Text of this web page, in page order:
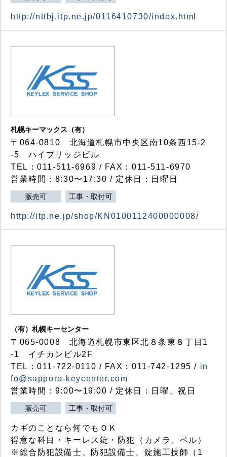
http://nttbj.itp.ne.jp/0116410730/index.html
札幌キーマックス（有）
〒064-0810 北海道札幌市中央区南10条西15-2
-5 ハイブリッジビル
TEL：011-511-6969 / FAX：011-511-6970
営業時間：8:30〜17:30 / 定休日：日曜日
販売可 工事・取付可
http://itp.ne.jp/shop/KN0100112400000008/
（有）札幌キーセンター
〒065-0008 北海道札幌市東区北８条東８丁目1
-1 イチカンビル2F
TEL：011-722-0110 / FAX：011-742-1295 / in
fo@sapporo-keycenter.com
営業時間：9:00〜19:00 / 定休日：日曜、祝日
販売可 工事・取付可
カギのことなら何でもＯＫ
得意な科目・キーレス錠・防犯（カメラ、ベル）
※総合防犯設備士、防犯設備士、錠施工技師（1